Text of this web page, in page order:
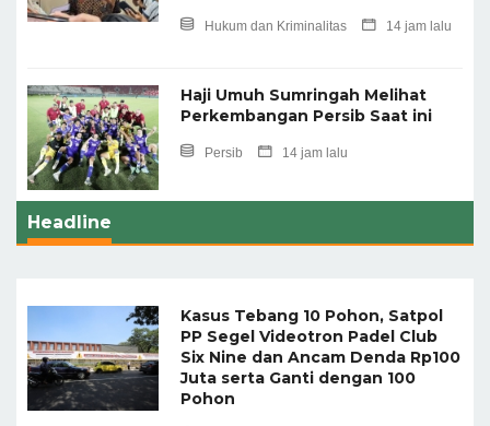
Hukum dan Kriminalitas 14 jam lalu
Haji Umuh Sumringah Melihat
Perkembangan Persib Saat ini
Persib 14 jam lalu
Headline
Kasus Tebang 10 Pohon, Satpol
PP Segel Videotron Padel Club
Six Nine dan Ancam Denda Rp100
Juta serta Ganti dengan 100
Pohon